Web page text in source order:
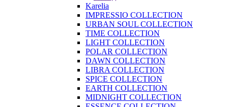
Karelia
IMPRESSIO COLLECTION
URBAN SOUL COLLECTION
TIME COLLECTION
LIGHT COLLECTION
POLAR COLLECTION
DAWN COLLECTION
LIBRA COLLECTION
SPICE COLLECTION
EARTH COLLECTION
MIDNIGHT COLLECTION